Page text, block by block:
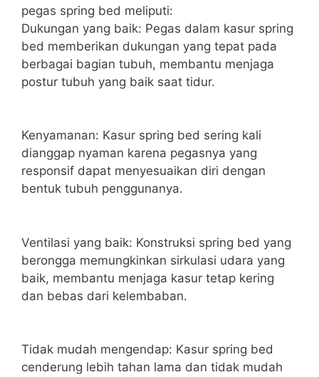
pegas spring bed meliputi:
Dukungan yang baik: Pegas dalam kasur spring
bed memberikan dukungan yang tepat pada
berbagai bagian tubuh, membantu menjaga
postur tubuh yang baik saat tidur.
Kenyamanan: Kasur spring bed sering kali
dianggap nyaman karena pegasnya yang
responsif dapat menyesuaikan diri dengan
bentuk tubuh penggunanya.
Ventilasi yang baik: Konstruksi spring bed yang
berongga memungkinkan sirkulasi udara yang
baik, membantu menjaga kasur tetap kering
dan bebas dari kelembaban.
Tidak mudah mengendap: Kasur spring bed
cenderung lebih tahan lama dan tidak mudah